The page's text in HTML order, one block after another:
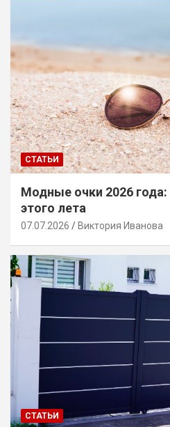
СТАТЬИ
Модные очки 2026
этого лета
07.07.2026 Виктория Иванова
СТАТЬИ